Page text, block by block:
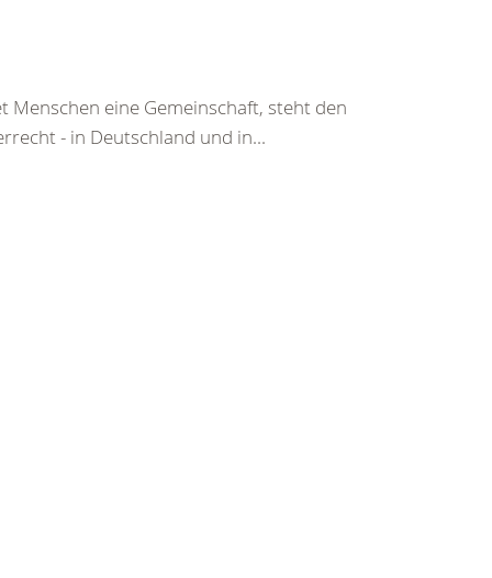
eine Gemeinschaft, steht den
- in Deutschland und in...